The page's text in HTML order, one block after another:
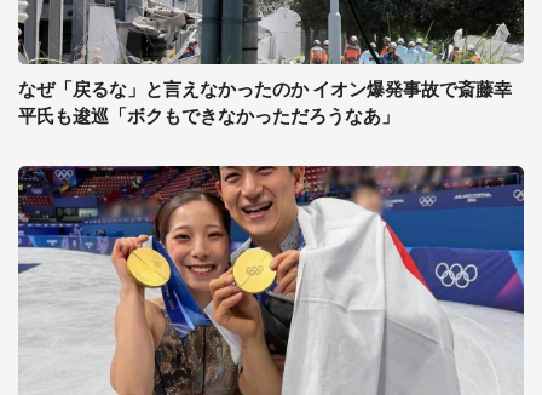
なぜ「戻るな」と言えなかったのか イオン爆発事故で斎藤幸
平氏も逡巡「ボクもできなかっただろうなあ」